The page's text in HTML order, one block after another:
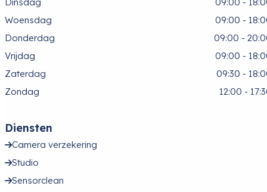
Woensdag
09:00 -
Donderdag
09:00 -
Vrijdag
09:00 -
Zaterdag
09:30 -
Zondag
12:00 -
Diensten
Camera verzekering
Studio
Sensorclean